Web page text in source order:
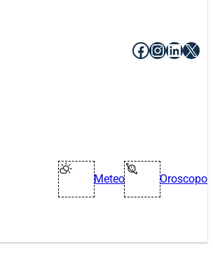
Facebook
X
Meteo Oroscopo